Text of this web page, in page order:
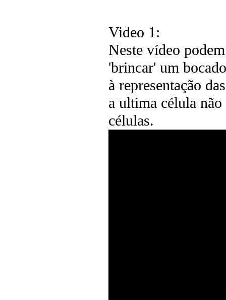
Video 1:
Neste vídeo
'brincar' um
à representação
a ultima célula
células.